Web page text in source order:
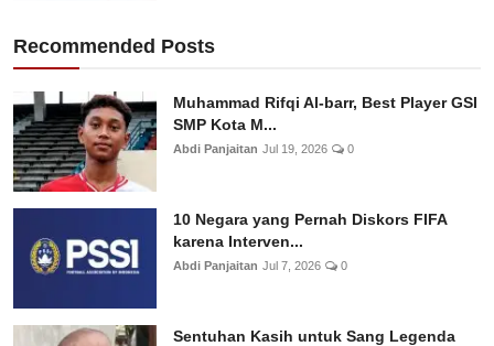
Recommended Posts
Muhammad Rifqi Al-barr, Best Player GSI
SMP Kota M...
Abdi Panjaitan Jul 19, 2026 0
10 Negara yang Pernah Diskors FIFA
karena Interven...
Abdi Panjaitan Jul 7, 2026 0
Sentuhan Kasih untuk Sang Legenda